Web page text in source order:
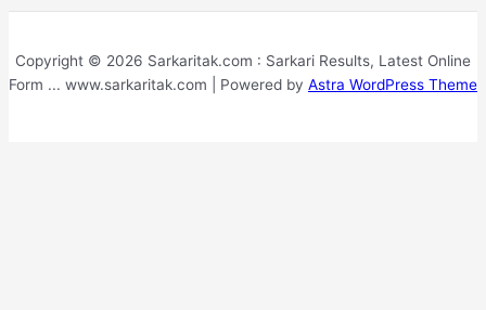
Copyright © 2026 Sarkaritak.com : Sarkari Results, Latest Online
Form ... www.sarkaritak.com | Powered by Astra WordPress Theme